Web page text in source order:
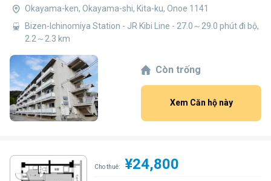
Okayama-ken, Okayama-shi, Kita-ku, Onoe 1141
Bizen-Ichinomiya Station - JR Kibi Line - 27.0～29.0 phút đi bộ,
2.2～2.3 km
Còn trống
Xem Căn hộ này
Cho thuê: ¥24,800